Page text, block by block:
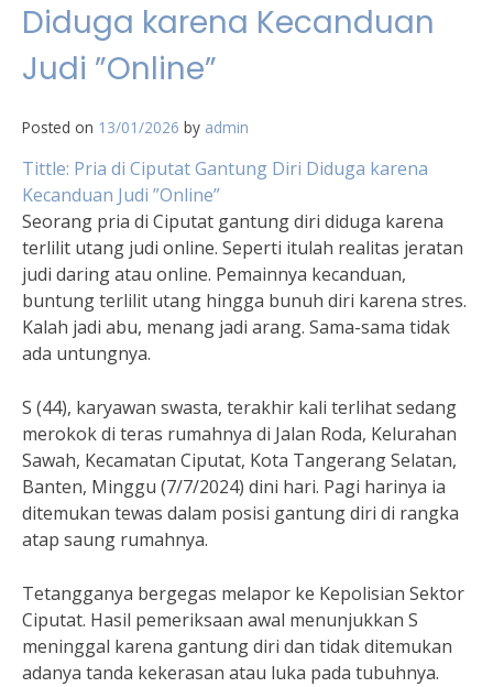
Diduga karena Kecanduan
Judi ”Online”
Posted on 13/01/2026 by admin
Tittle: Pria di Ciputat Gantung Diri Diduga karena
Kecanduan Judi ”Online”
Seorang pria di Ciputat gantung diri diduga karena
terlilit utang judi online. Seperti itulah realitas jeratan
judi daring atau online. Pemainnya kecanduan,
buntung terlilit utang hingga bunuh diri karena stres.
Kalah jadi abu, menang jadi arang. Sama-sama tidak
ada untungnya.
S (44), karyawan swasta, terakhir kali terlihat sedang
merokok di teras rumahnya di Jalan Roda, Kelurahan
Sawah, Kecamatan Ciputat, Kota Tangerang Selatan,
Banten, Minggu (7/7/2024) dini hari. Pagi harinya ia
ditemukan tewas dalam posisi gantung diri di rangka
atap saung rumahnya.
Tetangganya bergegas melapor ke Kepolisian Sektor
Ciputat. Hasil pemeriksaan awal menunjukkan S
meninggal karena gantung diri dan tidak ditemukan
adanya tanda kekerasan atau luka pada tubuhnya.